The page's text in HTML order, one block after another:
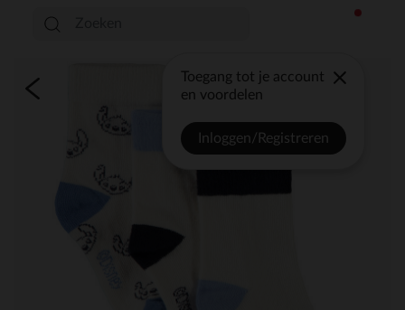
Toegang tot je account
en voordelen
Inloggen/Registreren